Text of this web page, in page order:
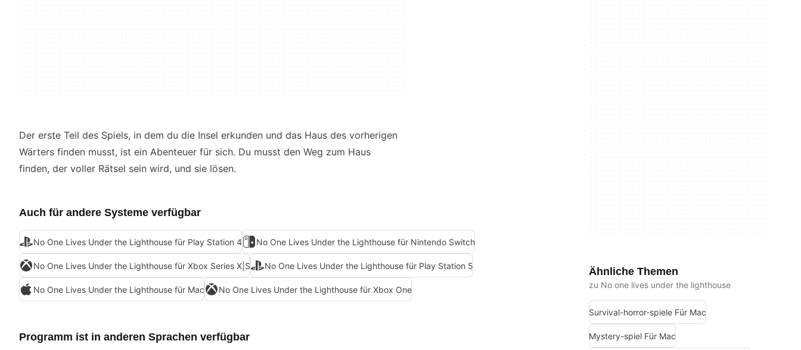
Der erste Teil des Spiels, in dem du die Insel erkunden und das Haus des vorherigen
Wärters finden musst, ist ein Abenteuer für sich. Du musst den Weg zum Haus
finden, der voller Rätsel sein wird, und sie lösen.
Auch für andere Systeme verfügbar
No One Lives Under the Lighthouse für Play Station 4 No One Lives Under the Lighthouse für Nintendo Switch
No One Lives Under the Lighthouse für Xbox Series X|S No One Lives Under the Lighthouse für Play Station 5
No One Lives Under the Lighthouse für Mac No One Lives Under the Lighthouse für Xbox One
Programm ist in anderen Sprachen verfügbar
Ähnliche Themen
zu No one lives under the lighthouse
Survival-horror-spiele Für Mac
Mystery-spiel Für Mac